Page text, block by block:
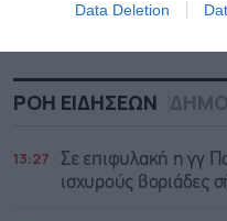
Data Deletion
ΡΟΗ ΕΙΔΗΣΕΩΝ
13:27
Σε επιφυλακή η γγ
ισχυρούς βοριάδες